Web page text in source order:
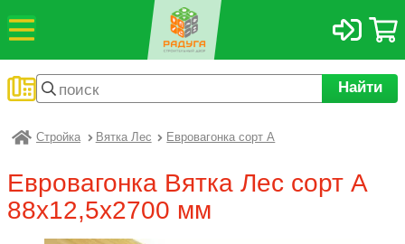
Найти
Радуга
Стройка Вятка Лес Евровагонка сорт A
Евровагонка Вятка Лес сорт A
88х12,5х2700 мм